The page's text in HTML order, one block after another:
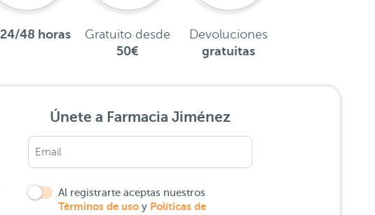
24/48 horas
Gratuito desde
50€
Devoluciones
gratuitas
Únete a Farmacia Jiménez
Al registrarte aceptas nuestros
Términos de uso y Políticas de